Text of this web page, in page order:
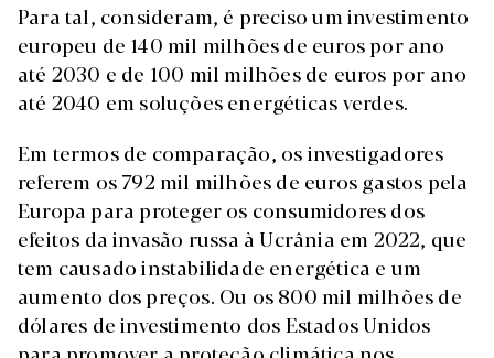
Para tal, consideram, é preciso um investimento
europeu de 140 mil milhões de euros por ano
até 2030 e de 100 mil milhões de euros por ano
até 2040 em soluções energéticas verdes.
Em termos de comparação, os investigadores
referem os 792 mil milhões de euros gastos pela
Europa para proteger os consumidores dos
efeitos da invasão russa à Ucrânia em 2022, que
tem causado instabilidade energética e um
aumento dos preços. Ou os 800 mil milhões de
dólares de investimento dos Estados Unidos